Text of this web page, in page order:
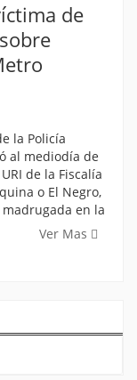
de
la Policía
al mediodía de
de la Fiscalía
o El Negro,
en la
Ver Mas